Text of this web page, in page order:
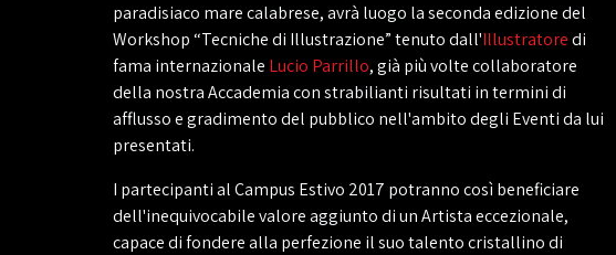
paradisiaco mare calabrese, avrà luogo la seconda edizione del
Workshop “Tecniche di Illustrazione” tenuto dall'Illustratoredi
fama internazionale Lucio Parrillo, già più volte collaboratore
della nostra Accademia con strabilianti risultati in termini di
afflusso e gradimento del pubblico nell'ambito degli Eventi da lui
presentati.
I partecipanti al Campus Estivo 2017 potranno così beneficiare
dell'inequivocabile valore aggiunto di un Artista eccezionale,
capace di fondere alla perfezione il suo talento cristallino di